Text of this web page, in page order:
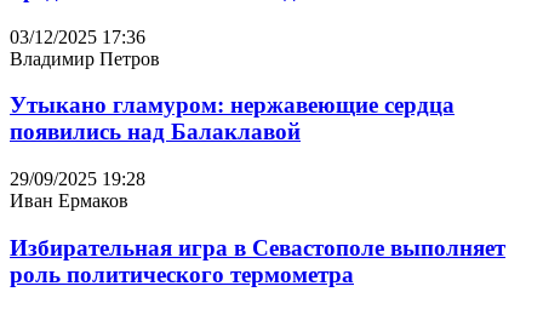
03/12/2025 17:36
Владимир Петров
Утыкано гламуром: нержавеющие сердца
появились над Балаклавой
29/09/2025 19:28
Иван Ермаков
Избирательная игра в Севастополе выполняет
роль политического термометра